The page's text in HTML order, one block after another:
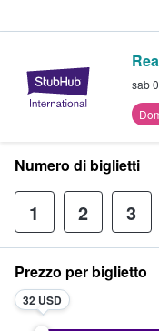
sab
Numero di biglietti
1 2 3
Prezzo per biglietto
32 USD